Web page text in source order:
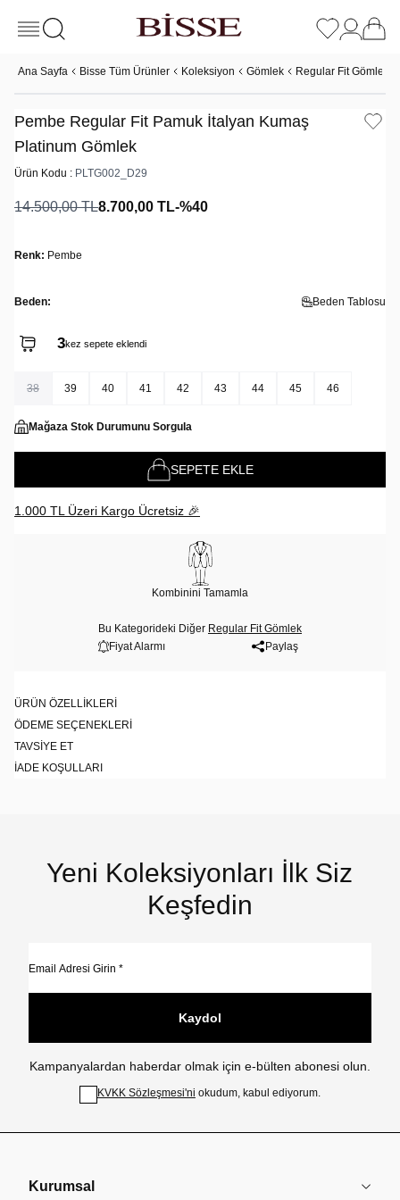
Ana Sayfa Bisse Tüm Ürünler Koleksiyon Gömlek Regular Fit Gömlek
Pembe Regular Fit Pamuk İtalyan Kumaş
Platinum Gömlek
Ürün Kodu : PLTG002_D29
14.500,00TL8.700,00 TL-%40
Renk: Pembe
Beden: Beden Tablosu
3kez sepete eklendi
38 39 40 41 42 43 44 45 46
Mağaza Stok Durumunu Sorgula
SEPETE EKLE
1.000 TL Üzeri Kargo Ücretsiz 🎉
Kombinini Tamamla
Bu Kategorideki Diğer Regular Fit Gömlek
Fiyat Alarmı
Paylaş
ÜRÜN ÖZELLIKLERI
ÖDEME SEÇENEKLERI
TAVSIYE ET
İADE KOŞULLARI
Yeni Koleksiyonları İlk Siz
Keşfedin
Kaydol
Kampanyalardan haberdar olmak için e-bülten abonesi olun.
KVKK Sözleşmesi'ni okudum, kabul ediyorum.
Kurumsal